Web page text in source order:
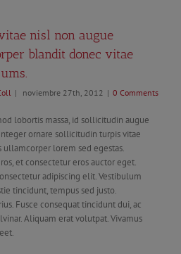
nisl non augue
blandit donec vitae
| noviembre 27th, 2012 | 0 Comments
lobortis massa, id sollicitudin augue
ornare sollicitudin turpis vitae
lorem sed egestas.
et consectetur eros auctor eget.
adipiscing elit. Vestibulum
tincidunt, tempus sed justo.
Fusce consequat tincidunt dui, ac
Aliquam erat volutpat. Vivamus